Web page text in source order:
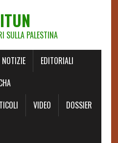
SULLA PALESTINA
NOTIZIE
EDITORIALI
VIDEO
DOSSIER